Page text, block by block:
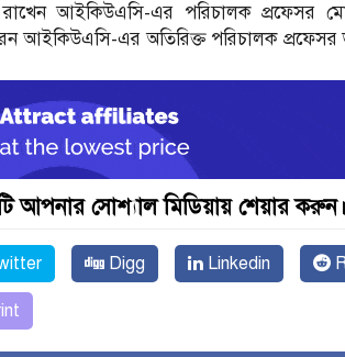
রাখেন আইকিউএসি-এর পরিচালক প্রফেসর
আইকিউএসি-এর অতিরিক্ত পরিচালক প্রফেসর
আপনার সোশ্যাল মিডিয়ায় শেয়ার করুন।
Digg Linkedin